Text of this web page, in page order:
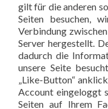
gilt für die anderen
Seiten besuchen,
Verbindung
Server hergestellt.
dadurch die
unsere Seite
„Like-Button“
Account eingeloggt
Seiten auf Ihrem